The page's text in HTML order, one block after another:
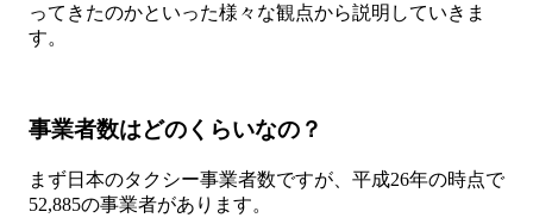
ってきたのかといった様々な観点から説明していきま
す。
事業者数はどのくらいなの？
まず日本のタクシー事業者数ですが、平成26年の時点で
52,885の事業者があります。